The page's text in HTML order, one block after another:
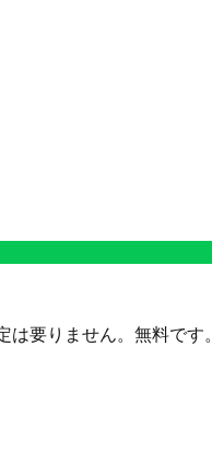
要りません。無料です。